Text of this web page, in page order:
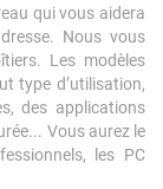
qui vous aidera
Nous vous
Les modèles
type d’utilisation,
des applications
Vous aurez le
les PC